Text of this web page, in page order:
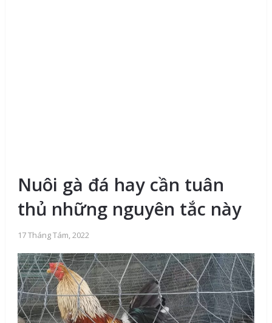
Nuôi gà đá hay cần tuân
thủ những nguyên tắc này
17 Tháng Tám, 2022